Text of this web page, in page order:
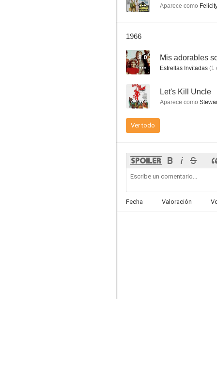
7.0
6.8
Aparece como
1966
8.0 Mis adorables
Estrellas Invitadas (1
-- Let's Kill Uncle
Aparece como
Ver todo
Fecha Valoración